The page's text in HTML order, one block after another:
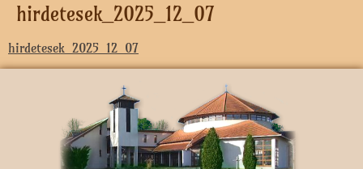
hirdetesek_2025_12_07
hirdetesek_2025_12_07